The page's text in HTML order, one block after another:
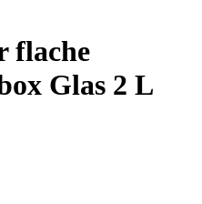
flache
Glas 2 L